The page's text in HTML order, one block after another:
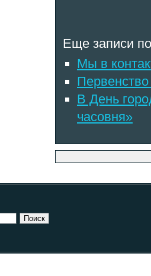
Еще записи
Мы в
В День
часовня»
Поиск